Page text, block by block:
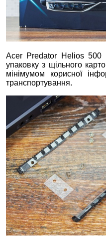
Acer Predator Helios 500
упаковку з щільного
мінімумом корисної
транспортування.